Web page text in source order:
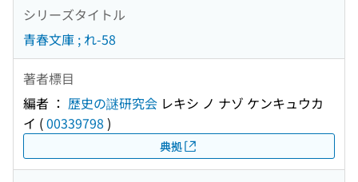
シリーズタイトル
青春文庫 ; れ-58
著者標目
編者 ： 歴史の謎研究会 レキシ ノ ナゾ ケンキュウカ
イ (00339798 )
典拠